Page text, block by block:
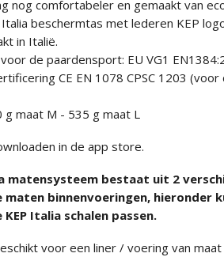
nog comfortabeler en gemaakt van
Italia beschermtas met lederen KEP
in Italië.
de paardensport: EU VG1
CE EN 1078 CPSC 1203
g maat M - 535 g maat L
in de app store.
matensysteem bestaat uit 2
maten binnenvoeringen, hieronder
Italia schalen passen.
voor een liner / voering van